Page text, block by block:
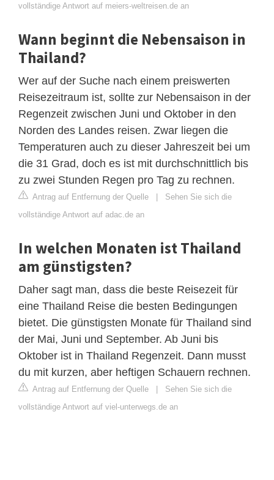
vollständige Antwort auf meiers-weltreisen.de an
Wann beginnt die Nebensaison in
Thailand?
Wer auf der Suche nach einem preiswerten
Reisezeitraum ist, sollte zur Nebensaison in der
Regenzeit zwischen Juni und Oktober in den
Norden des Landes reisen. Zwar liegen die
Temperaturen auch zu dieser Jahreszeit bei um
die 31 Grad, doch es ist mit durchschnittlich bis
zu zwei Stunden Regen pro Tag zu rechnen.
Antrag auf Entfernung der Quelle | Sehen Sie sich die
vollständige Antwort auf adac.de an
In welchen Monaten ist Thailand
am günstigsten?
Daher sagt man, dass die beste Reisezeit für
eine Thailand Reise die besten Bedingungen
bietet. Die günstigsten Monate für Thailand sind
der Mai, Juni und September. Ab Juni bis
Oktober ist in Thailand Regenzeit. Dann musst
du mit kurzen, aber heftigen Schauern rechnen.
Antrag auf Entfernung der Quelle | Sehen Sie sich die
vollständige Antwort auf viel-unterwegs.de an